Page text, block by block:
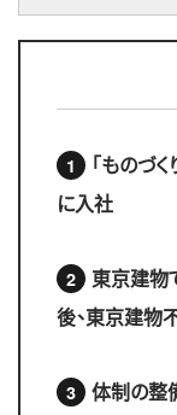
「ものづ
に入社
東京建物
後、東京建物
体制の整